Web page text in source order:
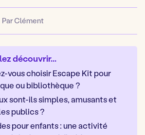
Par Clément
découvrir...
vous choisir Escape Kit pour
ou bibliothèque ?
sont-ils simples, amusants et
publics ?
pour enfants : une activité